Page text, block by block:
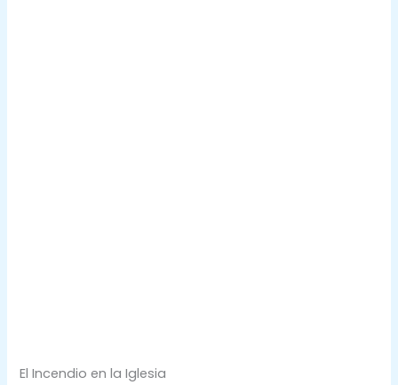
El Incendio en la Iglesia